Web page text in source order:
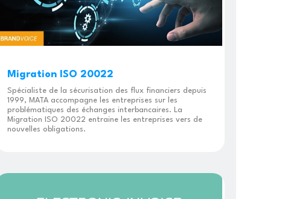
Migration ISO 20022
Spécialiste de la sécurisation des flux financiers depuis
1999, MATA accompagne les entreprises sur les
problématiques des échanges interbancaires. La
Migration ISO 20022 entraine les entreprises vers de
nouvelles obligations.